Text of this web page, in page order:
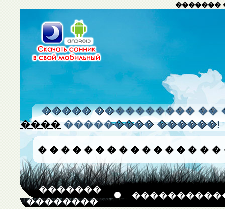
�������
����� ���������� ��
���� ��������� ������!
� � � � � � � � � � � � � � � �
�������
��������